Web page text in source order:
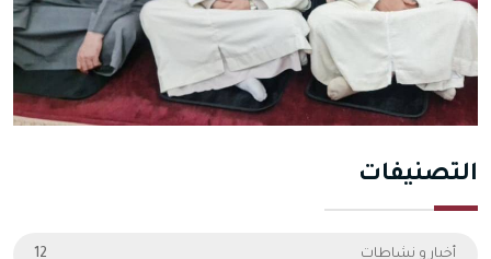
التصنيفات
أخبار و نشاطات 12